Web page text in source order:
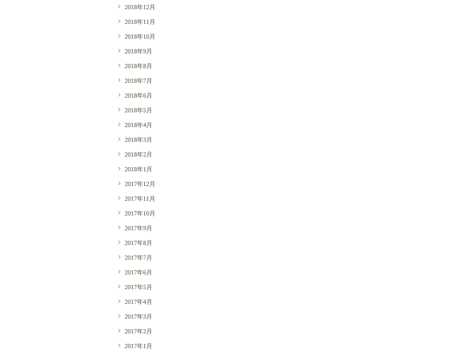
2018年12月
2018年11月
2018年10月
2018年9月
2018年8月
2018年7月
2018年6月
2018年5月
2018年4月
2018年3月
2018年2月
2018年1月
2017年12月
2017年11月
2017年10月
2017年9月
2017年8月
2017年7月
2017年6月
2017年5月
2017年4月
2017年3月
2017年2月
2017年1月